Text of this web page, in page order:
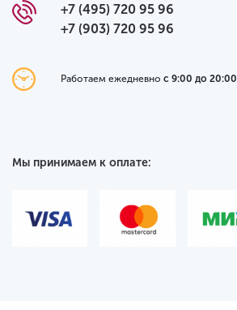
+7 (495) 720 95 96
+7 (903) 720 95 96
Работаем ежедневно с 9:00 до 20:00
Мы принимаем к оплате: